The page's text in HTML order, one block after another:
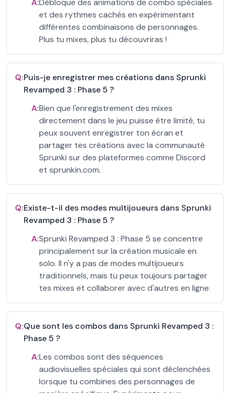
A:Débloque des animations de combo spéciales
et des rythmes cachés en expérimentant
différentes combinaisons de personnages.
Plus tu mixes, plus tu découvriras !
Q:Puis-je enregistrer mes créations dans Sprunki
Revamped 3 : Phase 5 ?
A:Bien que l'enregistrement des mixes
directement dans le jeu puisse être limité, tu
peux souvent enregistrer ton écran et
partager tes créations avec la communauté
Sprunki sur des plateformes comme Discord
et sprunkin.com.
Q:Existe-t-il des modes multijoueurs dans Sprunki
Revamped 3 : Phase 5 ?
A:Sprunki Revamped 3 : Phase 5 se concentre
principalement sur la création musicale en
solo. Il n'y a pas de modes multijoueurs
traditionnels, mais tu peux toujours partager
tes mixes et collaborer avec d'autres en ligne.
Q:Que sont les combos dans Sprunki Revamped 3 :
Phase 5 ?
A:Les combos sont des séquences
audiovisuelles spéciales qui sont déclenchées
lorsque tu combines des personnages de